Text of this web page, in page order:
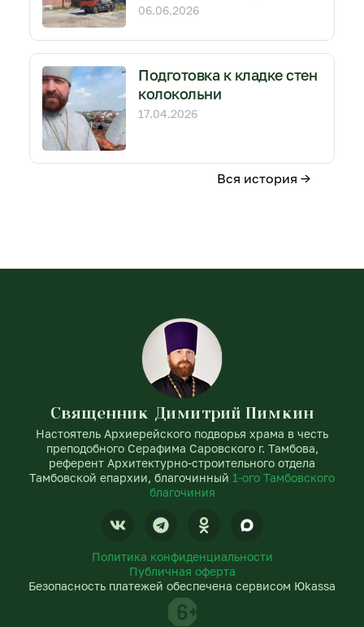
06.06.2026
Подготовка к кладке стен
колокольни
17.04.2026
Вся история →
Священник Димитрий Пимкин
Настоятель Архиерейского подворья храма в честь
преподобного Серафима Саровского г. Тамбова,
референт Архитектурно-строительного отдела
Тамбовской епархии, благочинный 1-ого Тамбовского
благочиния
V
k
T
e
e
g
O
d
o
k
Политика конфиденциальности
Публичная оферта
Безопасность платежей обеспечена сервисом Юkassa